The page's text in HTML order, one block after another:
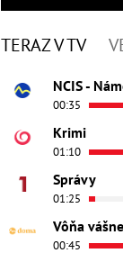
TERAZ V TV
00:35
Krimi
01:10
Správy
01:25
Vôňa vášne
00:45